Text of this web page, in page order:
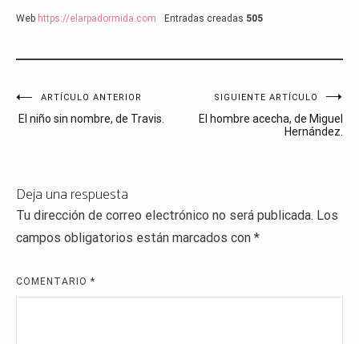
Web https://elarpadormida.com Entradas creadas 505
Navegación
de
ARTÍCULO ANTERIOR
El niño sin nombre, de Travis.
SIGUIENTE ARTÍCULO
El hombre acecha, de Miguel
Hernández.
Deja una respuesta
Tu dirección de correo electrónico no será publicada. Los
campos obligatorios están marcados con *
COMENTARIO *